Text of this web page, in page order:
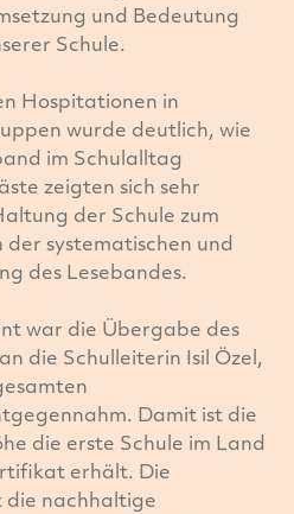
und Bedeutung
Schule.
Hospitationen in
wurde deutlich, wie
im Schulalltag
zeigten sich sehr
der Schule zum
der systematischen und
des Lesebandes.
war die Übergabe des
die Schulleiterin Isil Özel,
Damit ist die
die erste Schule im Land
erhält. Die
die nachhaltige